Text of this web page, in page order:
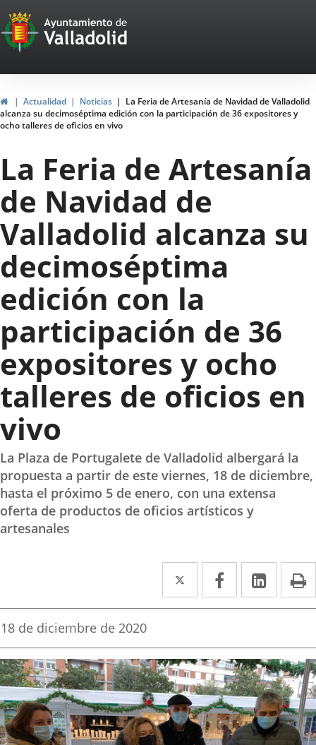
Portal
Web
del
Ayuntamiento
de
Valladolid
HomeActualidad Noticias
La Feria de Artesanía de Navidad de Valladolid
alcanza su decimoséptima edición con la participación de 36 expositores y
ocho talleres de oficios en vivo
La Feria de Artesanía
de Navidad de
Valladolid alcanza su
decimoséptima
edición con la
participación de 36
expositores y ocho
talleres de oficios en
vivo
La Plaza de Portugalete de Valladolid albergará la
propuesta a partir de este viernes, 18 de diciembre,
hasta el próximo 5 de enero, con una extensa
oferta de productos de oficios artísticos y
artesanales
Twitter
Enlace
a
aplicación
externa.
Facebook
Enlace
a
aplicación
externa.
Enlace
a
Fecha
la
noticia
18 de diciembre de 2020